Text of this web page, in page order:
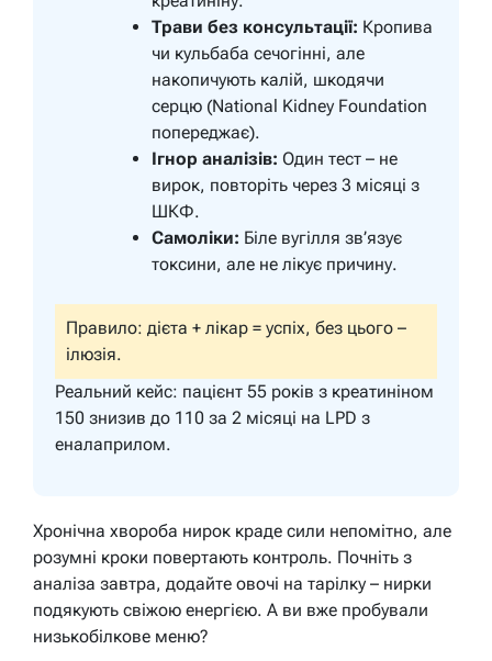
Трави без консультації: Кропива
чи кульбаба сечогінні, але
накопичують калій, шкодячи
серцю (National Kidney Foundation
попереджає).
Ігнор аналізів: Один тест – не
вирок, повторіть через 3 місяці з
ШКФ.
Самоліки: Біле вугілля зв’язує
токсини, але не лікує причину.
Правило: дієта + лікар = успіх, без цього –
ілюзія.
Реальний кейс: пацієнт 55 років з креатиніном
150 знизив до 110 за 2 місяці на LPD з
еналаприлом.
Хронічна хвороба нирок краде сили непомітно, але
розумні кроки повертають контроль. Почніть з
аналіза завтра, додайте овочі на тарілку – нирки
подякують свіжою енергією. А ви вже пробували
низькобілкове меню?